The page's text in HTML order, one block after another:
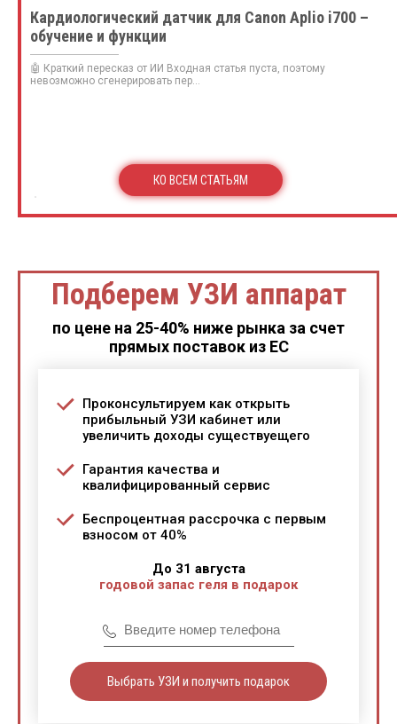
Кардиологический датчик для Canon Aplio i700 –
обучение и функции
🤖 Краткий пересказ от ИИ Входная статья пуста, поэтому
невозможно сгенерировать пер...
КО ВСЕМ СТАТЬЯМ
Подберем УЗИ аппарат
по цене на 25-40% ниже рынка за счет
прямых поставок из ЕС
Проконсультируем как открыть
прибыльный УЗИ кабинет или
увеличить доходы существуещего
Гарантия качества и
квалифицированный сервис
Беспроцентная рассрочка с первым
взносом от 40%
До 31 августа
годовой запас геля в подарок
Выбрать УЗИ и получить подарок